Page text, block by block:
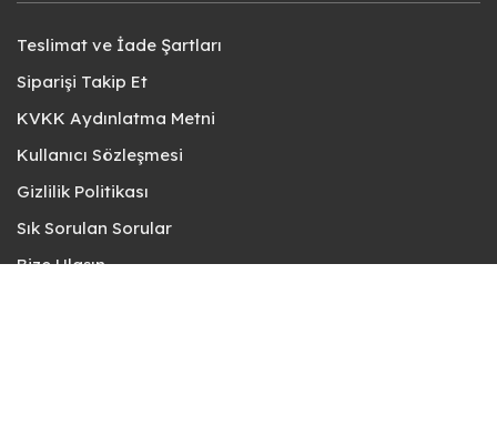
Teslimat ve İade Şartları
Siparişi Takip Et
KVKK Aydınlatma Metni
Kullanıcı Sözleşmesi
Gizlilik Politikası
Sık Sorulan Sorular
Bize Ulaşın